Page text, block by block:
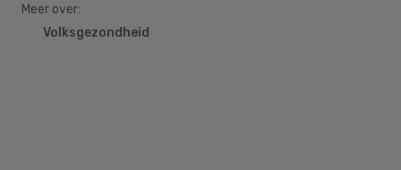
Meer over:
Volksgezondheid